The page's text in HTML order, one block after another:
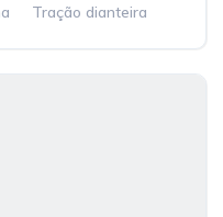
Tração dianteira